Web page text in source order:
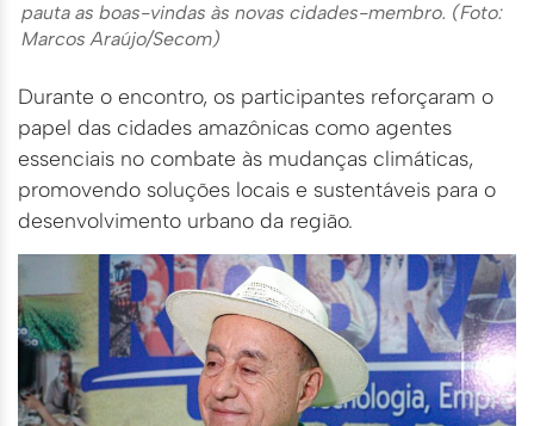
pauta as boas-vindas às novas cidades-membro. (Foto:
Marcos Araújo/Secom)
Durante o encontro, os participantes reforçaram o
papel das cidades amazônicas como agentes
essenciais no combate às mudanças climáticas,
promovendo soluções locais e sustentáveis para o
desenvolvimento urbano da região.